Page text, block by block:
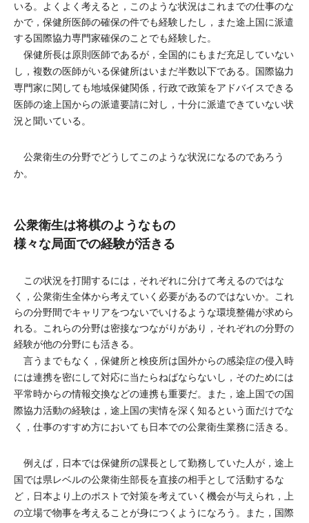
いる。よくよく考えると，このような状況はこれまでの仕事のな
かで，保健所医師の確保の件でも経験したし，また途上国に派遣
する国際協力専門家確保のことでも経験した。
保健所長は原則医師であるが，全国的にもまだ充足していない
し，複数の医師がいる保健所はいまだ半数以下である。国際協力
専門家に関しても地域保健関係，行政で政策をアドバイスできる
医師の途上国からの派遣要請に対し，十分に派遣できていない状
況と聞いている。
公衆衛生の分野でどうしてこのような状況になるのであろう
か。
公衆衛生は将棋のようなもの
様々な局面での経験が活きる
この状況を打開するには，それぞれに分けて考えるのではな
く，公衆衛生全体から考えていく必要があるのではないか。これ
らの分野間でキャリアをつないでいけるような環境整備が求めら
れる。これらの分野は密接なつながりがあり，それぞれの分野の
経験が他の分野にも活きる。
言うまでもなく，保健所と検疫所は国外からの感染症の侵入時
には連携を密にして対応に当たらねばならないし，そのためには
平常時からの情報交換などの連携も重要だ。また，途上国での国
際協力活動の経験は，途上国の実情を深く知るという面だけでな
く，仕事のすすめ方においても日本での公衆衛生業務に活きる。
例えば，日本では保健所の課長として勤務していた人が，途上
国では県レベルの公衆衛生部長を直接の相手として活動するな
ど，日本より上のポストで対策を考えていく機会が与えられ，上
の立場で物事を考えることが身につくようになろう。また，国際